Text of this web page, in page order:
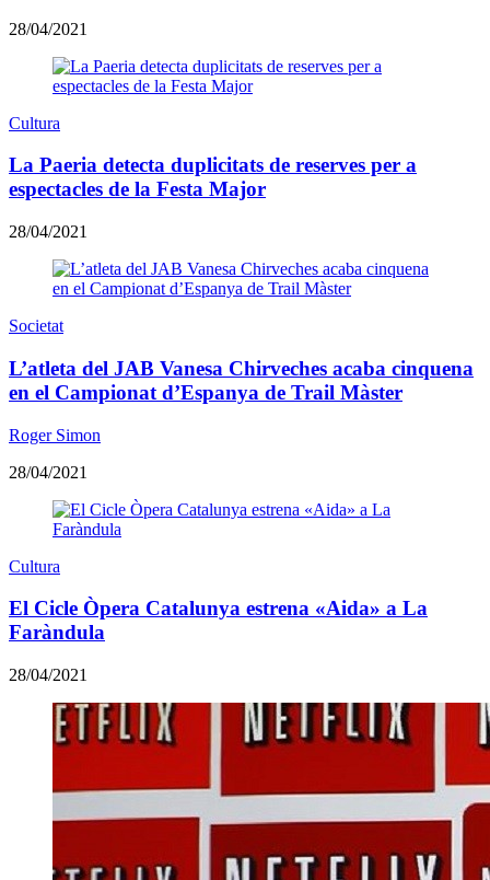
28/04/2021
Cultura
La Paeria detecta duplicitats de reserves per a
espectacles de la Festa Major
28/04/2021
Societat
L’atleta del JAB Vanesa Chirveches acaba cinquena
en el Campionat d’Espanya de Trail Màster
Roger Simon
28/04/2021
Cultura
El Cicle Òpera Catalunya estrena «Aida» a La
Faràndula
28/04/2021